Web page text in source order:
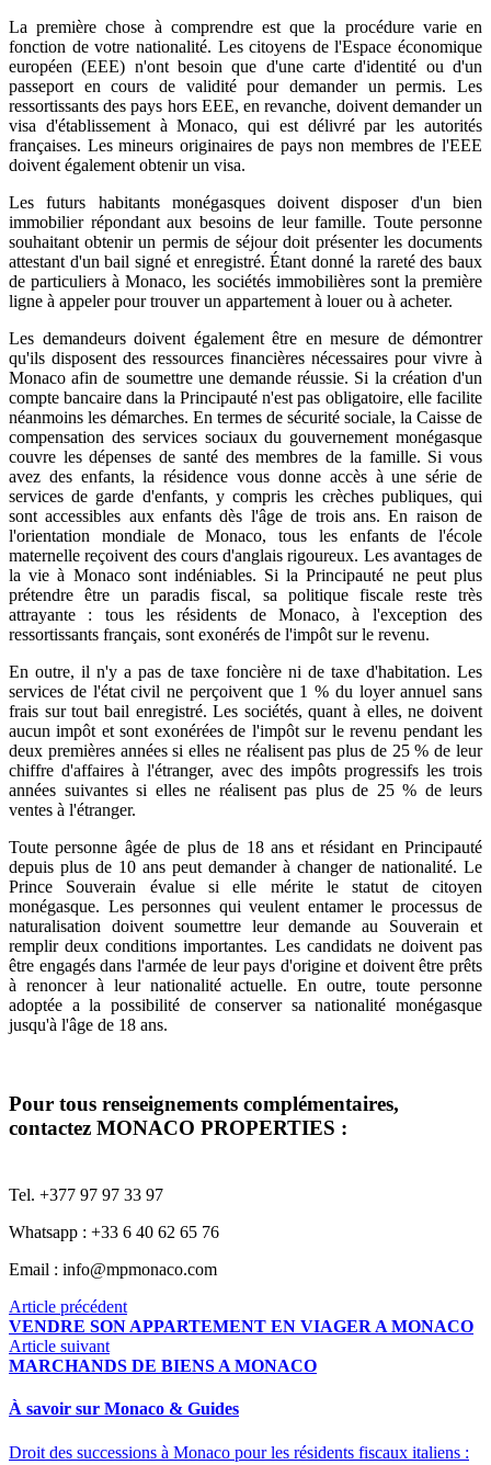
La première chose à comprendre est que la procédure varie en
fonction de votre nationalité. Les citoyens de l'Espace économique
européen (EEE) n'ont besoin que d'une carte d'identité ou d'un
passeport en cours de validité pour demander un permis. Les
ressortissants des pays hors EEE, en revanche, doivent demander un
visa d'établissement à Monaco, qui est délivré par les autorités
françaises. Les mineurs originaires de pays non membres de l'EEE
doivent également obtenir un visa.
Les futurs habitants monégasques doivent disposer d'un bien
immobilier répondant aux besoins de leur famille. Toute personne
souhaitant obtenir un permis de séjour doit présenter les documents
attestant d'un bail signé et enregistré. Étant donné la rareté des baux
de particuliers à Monaco, les sociétés immobilières sont la première
ligne à appeler pour trouver un appartement à louer ou à acheter.
Les demandeurs doivent également être en mesure de démontrer
qu'ils disposent des ressources financières nécessaires pour vivre à
Monaco afin de soumettre une demande réussie. Si la création d'un
compte bancaire dans la Principauté n'est pas obligatoire, elle facilite
néanmoins les démarches. En termes de sécurité sociale, la Caisse de
compensation des services sociaux du gouvernement monégasque
couvre les dépenses de santé des membres de la famille. Si vous
avez des enfants, la résidence vous donne accès à une série de
services de garde d'enfants, y compris les crèches publiques, qui
sont accessibles aux enfants dès l'âge de trois ans. En raison de
l'orientation mondiale de Monaco, tous les enfants de l'école
maternelle reçoivent des cours d'anglais rigoureux. Les avantages de
la vie à Monaco sont indéniables. Si la Principauté ne peut plus
prétendre être un paradis fiscal, sa politique fiscale reste très
attrayante : tous les résidents de Monaco, à l'exception des
ressortissants français, sont exonérés de l'impôt sur le revenu.
En outre, il n'y a pas de taxe foncière ni de taxe d'habitation. Les
services de l'état civil ne perçoivent que 1 % du loyer annuel sans
frais sur tout bail enregistré. Les sociétés, quant à elles, ne doivent
aucun impôt et sont exonérées de l'impôt sur le revenu pendant les
deux premières années si elles ne réalisent pas plus de 25 % de leur
chiffre d'affaires à l'étranger, avec des impôts progressifs les trois
années suivantes si elles ne réalisent pas plus de 25 % de leurs
ventes à l'étranger.
Toute personne âgée de plus de 18 ans et résidant en Principauté
depuis plus de 10 ans peut demander à changer de nationalité. Le
Prince Souverain évalue si elle mérite le statut de citoyen
monégasque. Les personnes qui veulent entamer le processus de
naturalisation doivent soumettre leur demande au Souverain et
remplir deux conditions importantes. Les candidats ne doivent pas
être engagés dans l'armée de leur pays d'origine et doivent être prêts
à renoncer à leur nationalité actuelle. En outre, toute personne
adoptée a la possibilité de conserver sa nationalité monégasque
jusqu'à l'âge de 18 ans.
Pour tous renseignements complémentaires,
contactez MONACO PROPERTIES :
Tel. +377 97 97 33 97
Whatsapp : +33 6 40 62 65 76
Email : info@mpmonaco.com
Article précédent
VENDRE SON APPARTEMENT EN VIAGER A MONACO
Article suivant
MARCHANDS DE BIENS A MONACO
À savoir sur Monaco & Guides
Droit des successions à Monaco pour les résidents fiscaux italiens :